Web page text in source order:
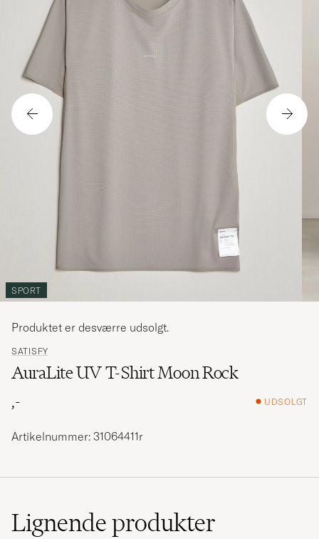
SPORT
SATISFY
AuraLite UV T-Shirt Moon Rock
,-
UDSOLGT
Produktet er desværre udsolgt.
Artikelnummer: 31064411r
Lignendeprodukter